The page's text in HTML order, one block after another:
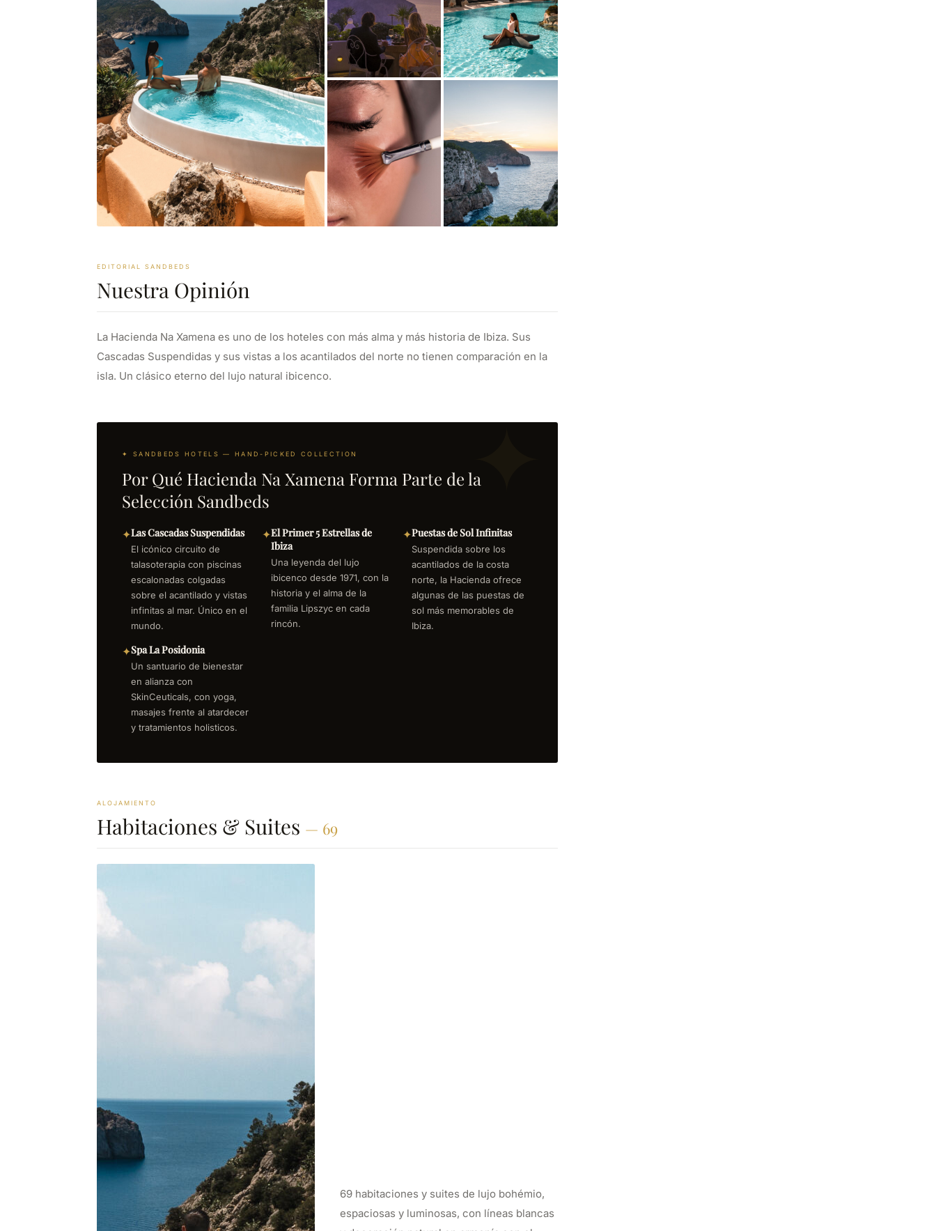
EDITORIAL SANDBEDS
Nuestra Opinión
La Hacienda Na Xamena es uno de los hoteles con más alma y más historia de Ibiza. Sus
Cascadas Suspendidas y sus vistas a los acantilados del norte no tienen comparación en la
isla. Un clásico eterno del lujo natural ibicenco.
✦ SANDBEDS HOTELS — HAND-PICKED COLLECTION
Por Qué Hacienda Na Xamena Forma Parte de la
Selección Sandbeds
✦Las Cascadas Suspendidas
El icónico circuito de
talasoterapia con piscinas
escalonadas colgadas
sobre el acantilado y vistas
infinitas al mar. Único en el
mundo.
✦El Primer 5 Estrellas de
Ibiza
Una leyenda del lujo
ibicenco desde 1971, con la
historia y el alma de la
familia Lipszyc en cada
rincón.
✦Puestas de Sol Infinitas
Suspendida sobre los
acantilados de la costa
norte, la Hacienda ofrece
algunas de las puestas de
sol más memorables de
Ibiza.
✦Spa La Posidonia
Un santuario de bienestar
en alianza con
SkinCeuticals, con yoga,
masajes frente al atardecer
y tratamientos holisticos.
ALOJAMIENTO
Habitaciones & Suites — 69
69 habitaciones y suites de lujo bohémio,
espaciosas y luminosas, con líneas blancas